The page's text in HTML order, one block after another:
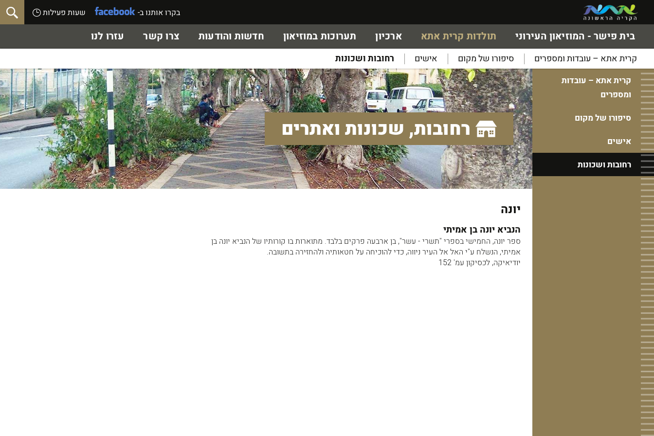
בקרו אותנו ב- שעות פעילות
בית פישר - המוזיאון העירוני תולדות קרית אתא
קרית אתא – עובדות ומספרים סיפורו של מקום אישים רחובות ושכונות
ארכיון תערוכות במוזיאון חדשות והודעות צרו קשר עזרו לנו
קרית אתא – עובדות
ומספרים
סיפורו של מקום
אישים
רחובות ושכונות
רחובות, שכונות ואתרים
יונה
הנביא יונה בן אמיתי
ספר יונה, החמישי בספרי "תשרי - עשר", בן ארבעה פרקים בלבד. מתוארות בו קורותיו של הנביא יונה בן
אמיתי, הנשלח ע"י האל אל העיר ניווה, כדי להוכיחה על חטאותיה ולהחזירה בתשובה.
יודיאיקה, לכסיקון עמ' 152